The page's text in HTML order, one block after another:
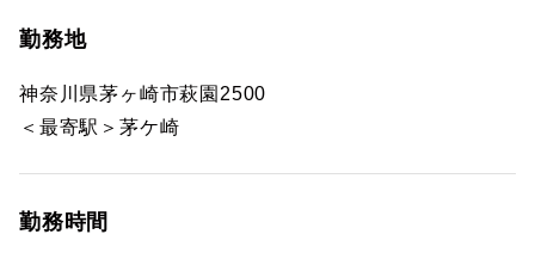
勤務地
神奈川県茅ヶ崎市萩園2500
＜最寄駅＞茅ケ崎
勤務時間